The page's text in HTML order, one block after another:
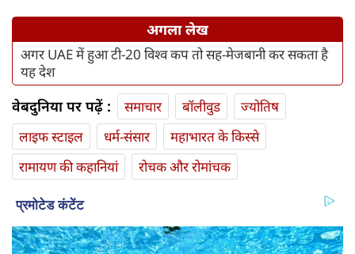
अगला लेख
अगर UAE में हुआ टी-20 विश्व कप तो सह-मेजबानी कर सकता है
यह देश
वेबदुनिया पर पढ़ें : समाचार बॉलीवुड
ज्योतिष
लाइफ स्‍टाइल
धर्म-संसार
महाभारत के किस्से
रामायण की कहानियां
रोचक और रोमांचक